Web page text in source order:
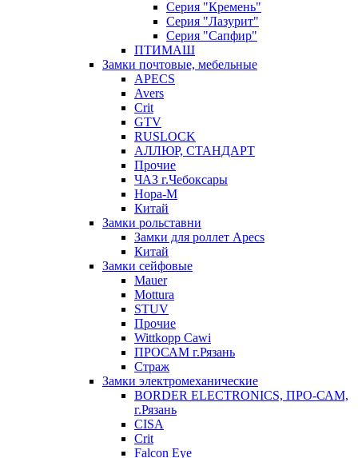
Серия "Кремень"
Серия "Лазурит"
Серия "Сапфир"
ПТИМАШ
Замки почтовые, мебельные
APECS
Avers
Crit
GTV
RUSLOCK
АЛЛЮР, СТАНДАРТ
Прочие
ЧАЗ г.Чебоксары
Нора-М
Китай
Замки рольставни
Замки для роллет Apecs
Китай
Замки сейфовые
Mauer
Mottura
STUV
Прочие
Wittkopp Cawi
ПРОСАМ г.Рязань
Страж
Замки электромеханические
BORDER ELECTRONICS, ПРО-САМ,
г.Рязань
CISA
Crit
Falcon Eye